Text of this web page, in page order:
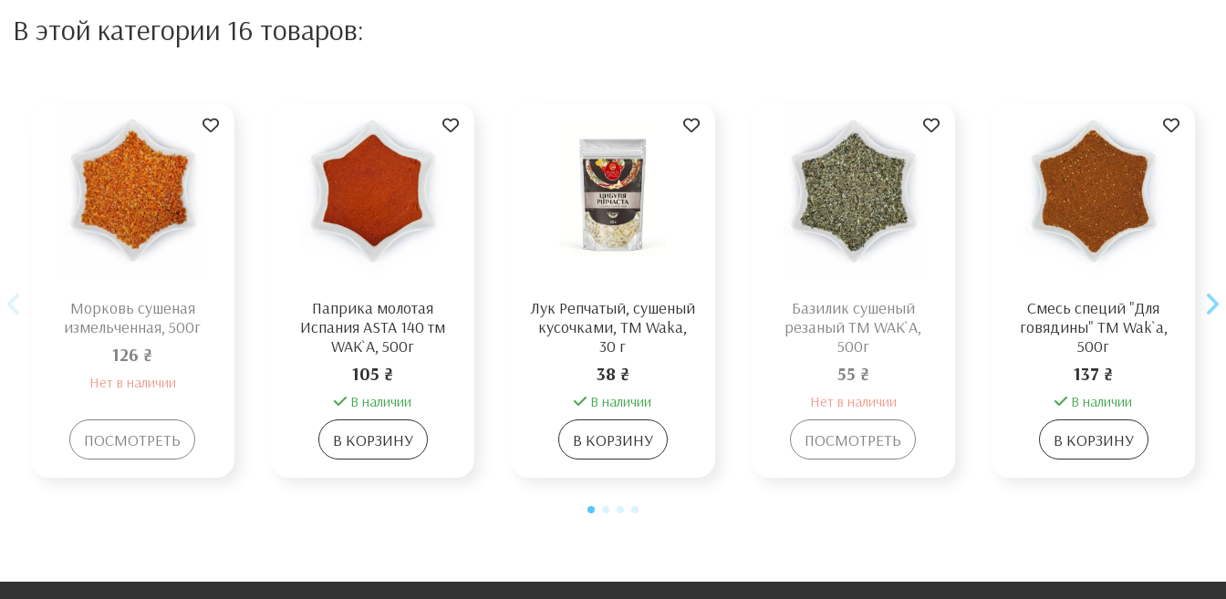
В этой категории 16 товаров:
Морковь сушеная
измельченная, 500г
126 ₴
Нет в наличии
ПОСМОТРЕТЬ
Паприка молотая
Испания ASTA 140 тм
WAK`A, 500г
105 ₴
В наличии
В КОРЗИНУ
Лук Репчатый, сушеный
кусочками, TM Waka,
30 г
38 ₴
В наличии
В КОРЗИНУ
Базилик сушеный
резаный TM WAK`A,
500г
55 ₴
Нет в наличии
ПОСМОТРЕТЬ
Смесь специй "Для
говядины" TM Wak`a,
500г
137 ₴
В наличии
В КОРЗИНУ